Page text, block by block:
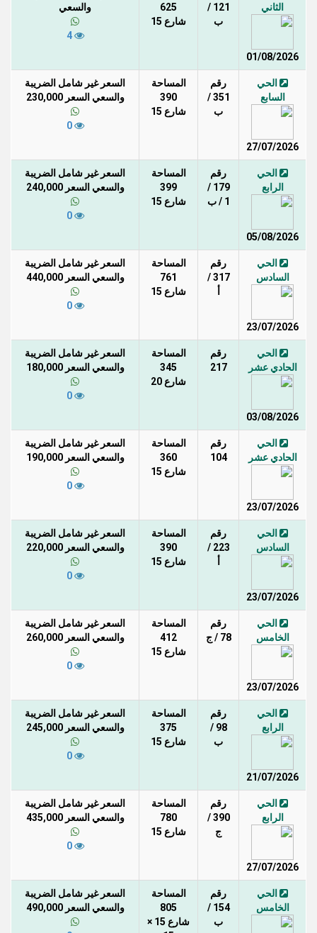
الثاني
01/08/2026
121 /
ب
625
شارع 15
والسعي
4
الحي
السابع
27/07/2026
رقم
351 /
ب
المساحة
390
شارع 15
السعر غير شامل الضريبة
والسعي السعر 230,000
0
الحي
الرابع
05/08/2026
رقم
179 /
1 / ب
المساحة
399
شارع 15
السعر غير شامل الضريبة
والسعي السعر 240,000
0
الحي
السادس
23/07/2026
رقم
317 /
المساحة
761
شارع 15
السعر غير شامل الضريبة
والسعي السعر 440,000
0
الحي
الحادي عشر
03/08/2026
رقم
217
المساحة
345
شارع 20
السعر غير شامل الضريبة
والسعي السعر 180,000
0
الحي
الحادي عشر
23/07/2026
رقم
104
المساحة
360
شارع 15
السعر غير شامل الضريبة
والسعي السعر 190,000
0
الحي
السادس
23/07/2026
رقم
223 /
المساحة
390
شارع 15
السعر غير شامل الضريبة
والسعي السعر 220,000
0
الحي
الخامس
23/07/2026
رقم
78 / ج
المساحة
412
شارع 15
السعر غير شامل الضريبة
والسعي السعر 260,000
0
الحي
الرابع
21/07/2026
رقم
98 /
ب
المساحة
375
شارع 15
السعر غير شامل الضريبة
والسعي السعر 245,000
0
الحي
الرابع
27/07/2026
رقم
390 /
ج
المساحة
780
شارع 15
السعر غير شامل الضريبة
والسعي السعر 435,000
0
الحي
الخامس
رقم
154 /
ب
المساحة
805
شارع 15 ×
السعر غير شامل الضريبة
والسعي السعر 490,000